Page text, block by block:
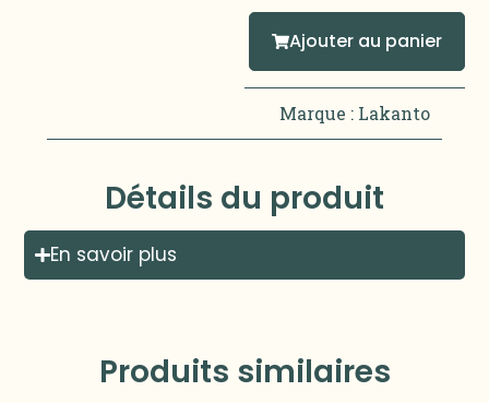
Ajouter au panier
Marque : Lakanto
Détails du produit
En savoir plus
Produits similaires